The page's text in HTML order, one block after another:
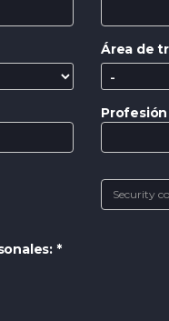
Área de
Profesión
*